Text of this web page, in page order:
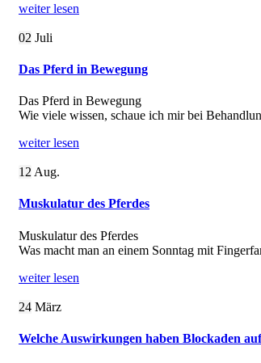
weiter lesen
02 Juli
Das Pferd in Bewegung
Das Pferd in Bewegung
Wie viele wissen, schaue ich mir bei
weiter lesen
12 Aug.
Muskulatur des Pferdes
Muskulatur des Pferdes
Was macht man an einem Sonntag mit
weiter lesen
24 März
Welche Auswirkungen haben Blockaden